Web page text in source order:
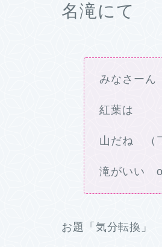
名滝にて
みなさーん
紅葉は
山だね （
滝がいい
お題「気分転換」